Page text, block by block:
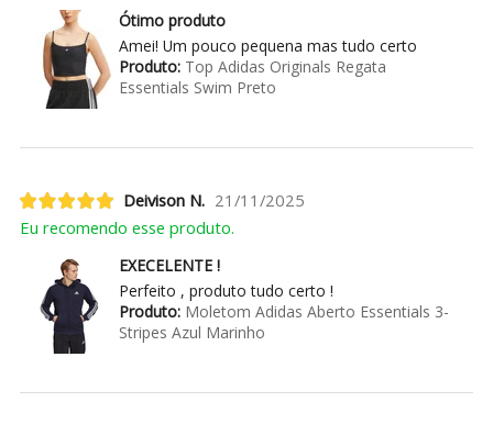
Ótimo produto
Amei! Um pouco pequena mas tudo certo
Produto:Top Adidas Originals Regata
Essentials Swim Preto
Deivison N. 21/11/2025
Eu recomendo esse produto.
EXECELENTE !
Perfeito , produto tudo certo !
Produto:Moletom Adidas Aberto Essentials 3-
Stripes Azul Marinho